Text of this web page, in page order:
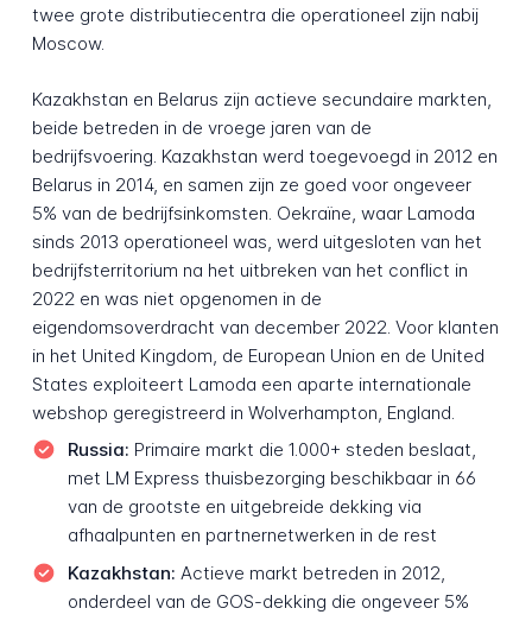
twee grote distributiecentra die operationeel zijn nabij
Moscow.
Kazakhstan en Belarus zijn actieve secundaire markten,
beide betreden in de vroege jaren van de
bedrijfsvoering. Kazakhstan werd toegevoegd in 2012 en
Belarus in 2014, en samen zijn ze goed voor ongeveer
5% van de bedrijfsinkomsten. Oekraïne, waar Lamoda
sinds 2013 operationeel was, werd uitgesloten van het
bedrijfsterritorium na het uitbreken van het conflict in
2022 en was niet opgenomen in de
eigendomsoverdracht van december 2022. Voor klanten
in het United Kingdom, de European Union en de United
States exploiteert Lamoda een aparte internationale
webshop geregistreerd in Wolverhampton, England.
Russia: Primaire markt die 1.000+ steden beslaat,
met LM Express thuisbezorging beschikbaar in 66
van de grootste en uitgebreide dekking via
afhaalpunten en partnernetwerken in de rest
Kazakhstan: Actieve markt betreden in 2012,
onderdeel van de GOS-dekking die ongeveer 5%